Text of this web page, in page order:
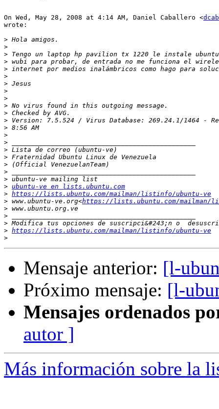
On Wed, May 28, 2008 at 4:14 AM, Daniel Caballero <
wrote:
>
>
>
>
>
>
>
>
>
>
>
>
>
>
>
>
>
>
>
>
> ubuntu-ve en lists.ubuntu.com
> https://lists.ubuntu.com/mailman/listinfo/ubuntu-ve
> www.ubuntu-ve.org<https://lists.ubuntu.com/mailman/
>
>
>
> https://lists.ubuntu.com/mailman/listinfo/ubuntu-ve
>
Mensaje anterior: [l-
Próximo mensaje: [l-
Mensajes ordenados
autor ]
Más información sobre la